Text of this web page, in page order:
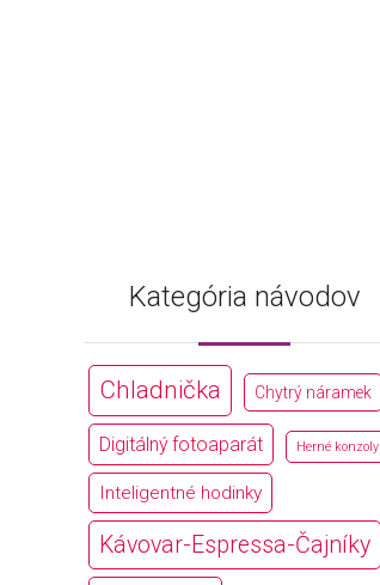
Kategória návodov
Chladnička Chytrý náramek
Digitálný fotoaparát Herné konzoly
Inteligentné hodinky
Kávovar-Espressa-Čajníky